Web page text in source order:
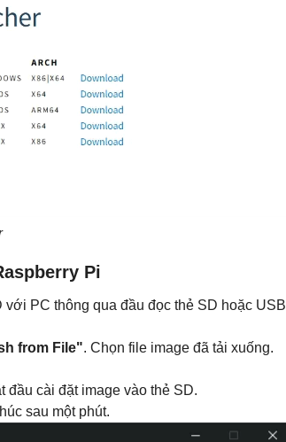
Pi
PC thông qua đầu đọc thẻ SD hoặc USB
from File". Chọn file image đã tải xuống.
đầu cài đặt image vào thẻ SD.
sau một phút.